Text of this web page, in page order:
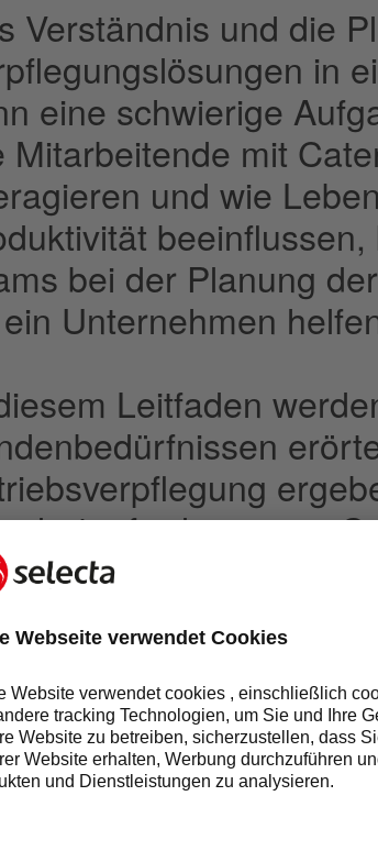
Verständnis und die
in
eine schwierige
Mitarbeitende mit
und wie
bei der Planung
Unternehmen
Leitfaden
wie
Lösungen für das
entwickeln